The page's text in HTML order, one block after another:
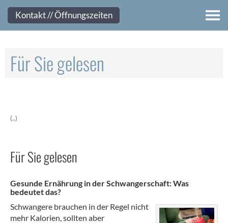
Kontakt
Für Sie gelesen
(..)
Für Sie gelesen
Gesunde Ernährung in der Schwangerschaft: Was
bedeutet das?
Schwangere brauchen in der Regel nicht
mehr Kalorien, sollten aber
Kontakt // Öffnungszeiten